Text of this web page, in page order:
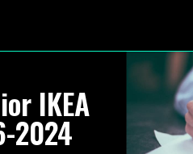
IKEA
2024